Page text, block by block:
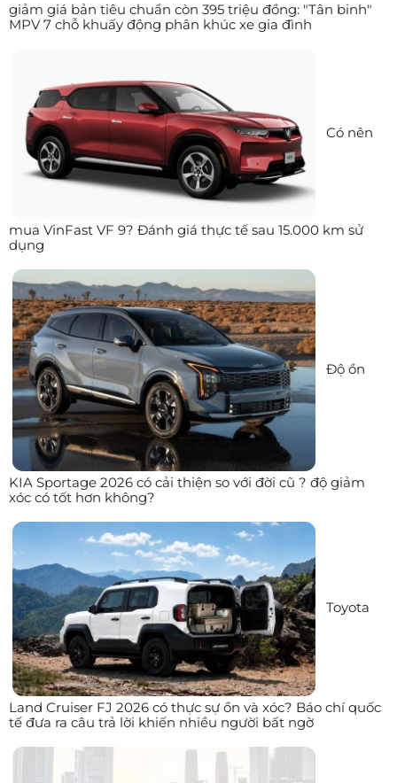
giảm giá bản tiêu chuẩn còn 395 triệu đồng: "Tân binh"
MPV 7 chỗ khuấy động phân khúc xe gia đình
Có nên
mua VinFast VF 9? Đánh giá thực tế sau 15.000 km sử
dụng
Độ ồn
KIA Sportage 2026 có cải thiện so với đời cũ ? độ giảm
xóc có tốt hơn không?
Toyota
Land Cruiser FJ 2026 có thực sự ồn và xóc? Báo chí quốc
tế đưa ra câu trả lời khiến nhiều người bất ngờ